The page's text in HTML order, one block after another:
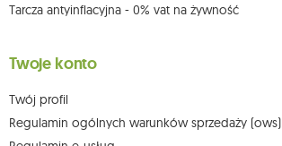
Tarcza antyinflacyjna - 0% vat na żywność
Twoje konto
Twój profil
Regulamin ogólnych warunków sprzedaży (ows)